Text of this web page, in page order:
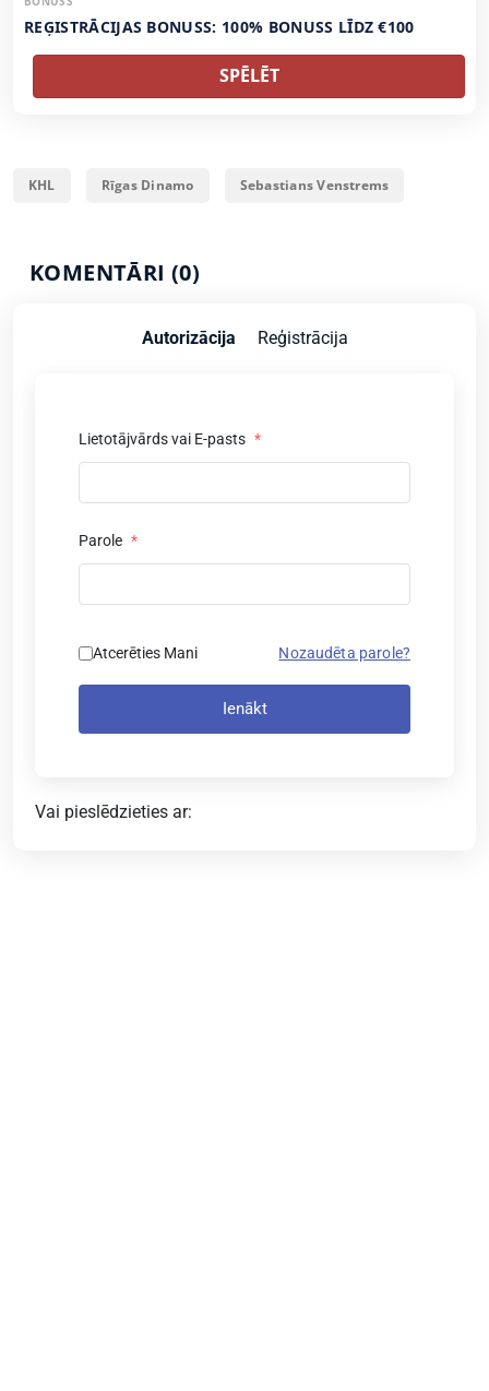
REĢISTRĀCIJAS BONUSS: 100% BONUSS LĪDZ €100
SPĒLĒT
KHL Rīgas Dinamo Sebastians Venstrems
KOMENTĀRI (0)
Autorizācija Reģistrācija
Lietotājvārds vai E-pasts *
Parole *
Atcerēties Mani Nozaudēta parole?
Ienākt
Vai pieslēdzieties ar: